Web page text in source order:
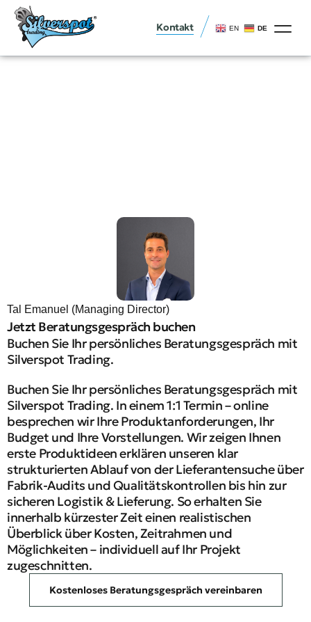
Kontakt EN DE
Tal Emanuel (Managing Director)
Jetzt Beratungsgespräch buchen
Buchen Sie Ihr persönliches Beratungsgespräch mit
Silverspot Trading.
Buchen Sie Ihr persönliches Beratungsgespräch mit
Silverspot Trading. In einem 1:1 Termin – online
besprechen wir Ihre Produktanforderungen, Ihr
Budget und Ihre Vorstellungen. Wir zeigen Ihnen
erste Produktideen erklären unseren klar
strukturierten Ablauf von der Lieferantensuche über
Fabrik-Audits und Qualitätskontrollen bis hin zur
sicheren Logistik & Lieferung. So erhalten Sie
innerhalb kürzester Zeit einen realistischen
Überblick über Kosten, Zeitrahmen und
Möglichkeiten – individuell auf Ihr Projekt
zugeschnitten.
Kostenloses Beratungsgespräch vereinbaren